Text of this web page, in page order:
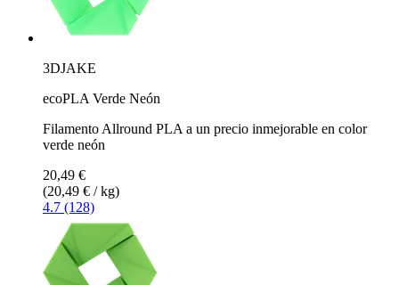
3DJAKE
ecoPLA Verde Neón
Filamento Allround PLA a un precio inmejorable en color
verde neón
20,49 €
(20,49 € / kg)
4.7 (128)